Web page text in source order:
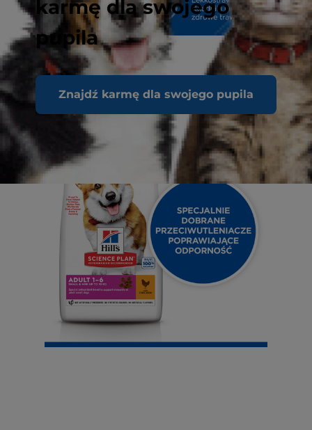
karmę dla swojego
pupila
Znajdź karmę dla swojego pupila